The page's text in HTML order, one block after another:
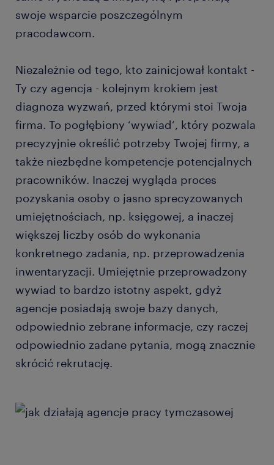
swoje wsparcie poszczególnym
pracodawcom.
Niezależnie od tego, kto zainicjował kontakt -
Ty czy agencja - kolejnym krokiem jest
diagnoza wyzwań, przed którymi stoi Twoja
firma. To pogłębiony ‘wywiad’, który pozwala
precyzyjnie określić potrzeby Twojej firmy, a
także niezbędne kompetencje potencjalnych
pracowników. Inaczej wygląda proces
pozyskania osoby o jasno sprecyzowanych
umiejętnościach, np. księgowej, a inaczej
większej liczby osób do wykonania
konkretnego zadania, np. przeprowadzenia
inwentaryzacji. Umiejętnie przeprowadzony
wywiad to bardzo istotny aspekt, gdyż
agencje posiadają swoje bazy danych,
odpowiednio zebrane informacje, czy raczej
odpowiednio zadane pytania, mogą znacznie
skrócić rekrutację.